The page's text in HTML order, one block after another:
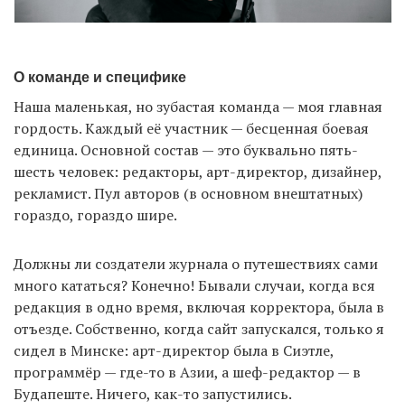
О команде и специфике
Наша маленькая, но зубастая команда — моя главная
гордость. Каждый её участник — бесценная боевая
единица. Основной состав — это буквально пять-
шесть человек: редакторы, арт-директор, дизайнер,
рекламист. Пул авторов (в основном внештатных)
гораздо, гораздо шире.
Должны ли создатели журнала о путешествиях сами
много кататься? Конечно! Бывали случаи, когда вся
редакция в одно время, включая корректора, была в
отъезде. Собственно, когда сайт запускался, только я
сидел в Минске: арт-директор была в Сиэтле,
программёр — где-то в Азии, а шеф-редактор — в
Будапеште. Ничего, как-то запустились.